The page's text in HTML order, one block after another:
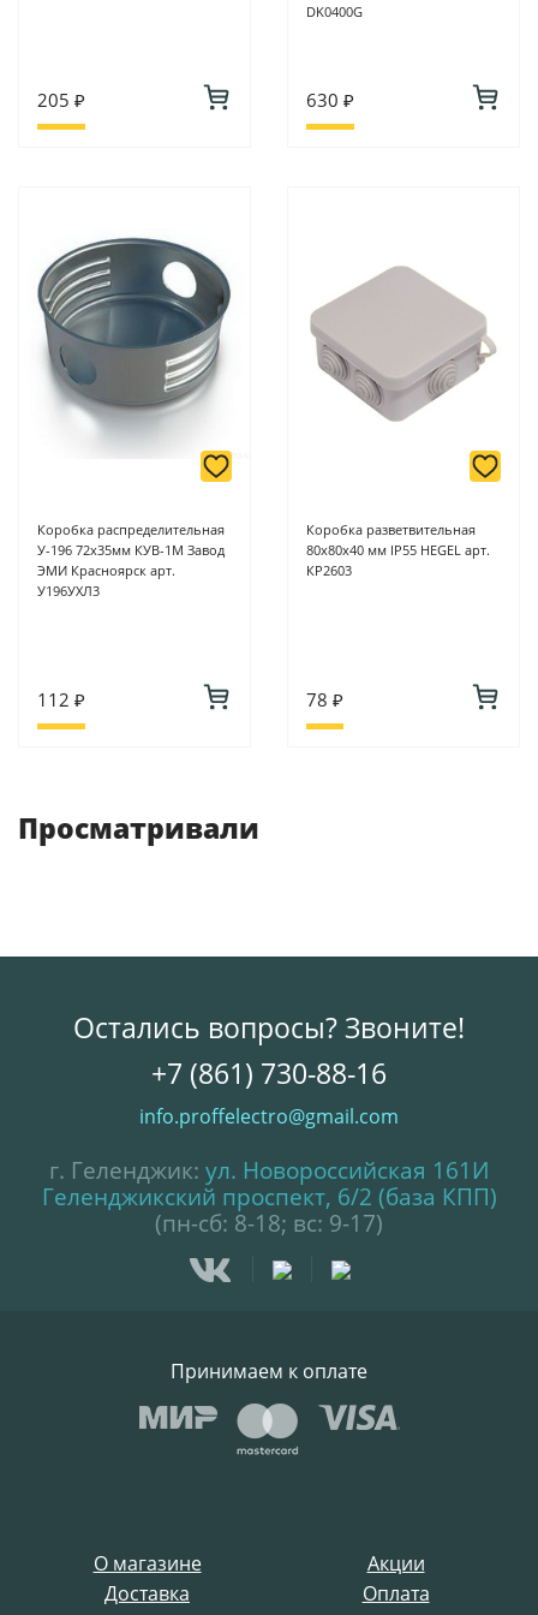
205 ₽
DK0400G
630 ₽
Коробка распределительная
У-196 72х35мм КУВ-1М Завод
ЭМИ Красноярск арт.
У196УХЛ3
112 ₽
Коробка разветвительная
80х80х40 мм IP55 HEGEL арт.
КР2603
78 ₽
Просматривали
О магазине
Акции
Доставка
Оплата
Остались вопросы? Звоните!
+7 (861) 730-88-16
info.proffelectro@gmail.com
г. Геленджик: ул. Новороссийская 161И
Геленджикский проспект, 6/2 (база КПП)
(пн-сб: 8-18; вс: 9-17)
Принимаем к оплате